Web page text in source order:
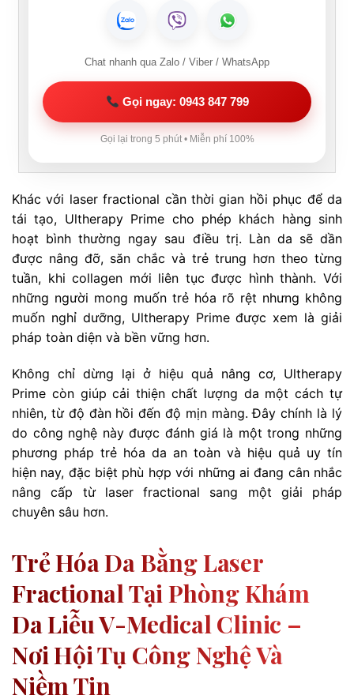
Chat nhanh qua Zalo / Viber / WhatsApp
Gọi ngay: 0943 847 799
Gọi lại trong 5 phút • Miễn phí 100%
Khác với laser fractional cần thời gian hồi phục để da
tái tạo, Ultherapy Prime cho phép khách hàng sinh
hoạt bình thường ngay sau điều trị. Làn da sẽ dần
được nâng đỡ, săn chắc và trẻ trung hơn theo từng
tuần, khi collagen mới liên tục được hình thành. Với
những người mong muốn trẻ hóa rõ rệt nhưng không
muốn nghỉ dưỡng, Ultherapy Prime được xem là giải
pháp toàn diện và bền vững hơn.
Không chỉ dừng lại ở hiệu quả nâng cơ, Ultherapy
Prime còn giúp cải thiện chất lượng da một cách tự
nhiên, từ độ đàn hồi đến độ mịn màng. Đây chính là lý
do công nghệ này được đánh giá là một trong những
phương pháp trẻ hóa da an toàn và hiệu quả uy tín
hiện nay, đặc biệt phù hợp với những ai đang cân nhắc
nâng cấp từ laser fractional sang một giải pháp
chuyên sâu hơn.
Trẻ Hóa Da Bằng Laser
Fractional Tại Phòng Khám
Da Liễu V-Medical Clinic –
Nơi Hội Tụ Công Nghệ Và
Niềm Tin